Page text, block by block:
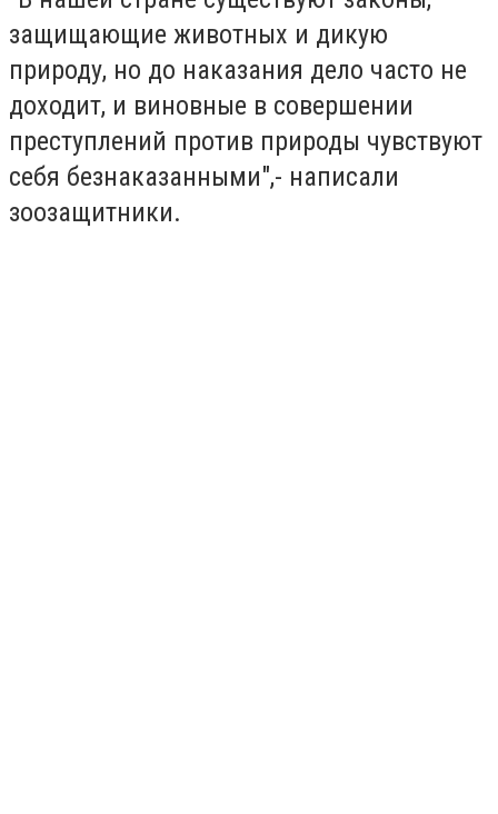
защищающие животных и дикую
природу, но до наказания дело часто не
доходит, и виновные в совершении
преступлений против природы чувствуют
себя безнаказанными",- написали
зоозащитники.